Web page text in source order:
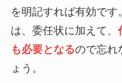
を明記すれば有効で
は、委任状に加えて、
も必要となるので忘れ
ょう。